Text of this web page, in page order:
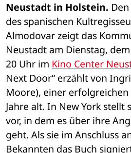
Neustadt in Holstein.
des spanischen
Almodovar zeigt das
Neustadt am Dienstag,
20 Uhr im Kino Center
Next Door“ erzählt von
Moore), einer
Jahre alt. In New York stellt
vor, in dem es über ihre
geht. Als sie im Anschluss
Bekannten das Buch